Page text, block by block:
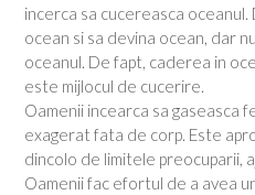
incerca sa cucereasca
ocean si sa devina ocean, dar
oceanul. De fapt, caderea in
este mijlocul de cucerire.
Oamenii incearca sa gaseasca
exagerat fata de corp. Este
dincolo de limitele preocuparii,
Oamenii fac efortul de a avea